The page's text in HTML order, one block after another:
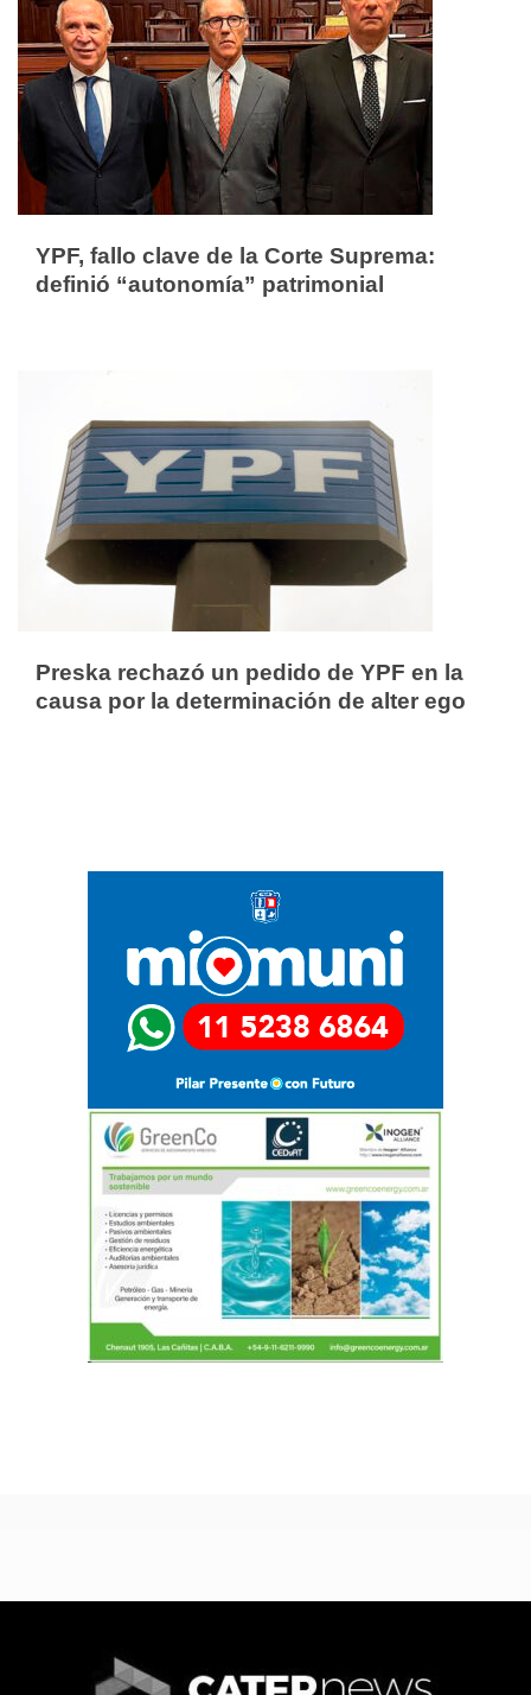
YPF, fallo clave de la Corte Suprema:
definió “autonomía” patrimonial
Preska rechazó un pedido de YPF en la
causa por la determinación de alter ego